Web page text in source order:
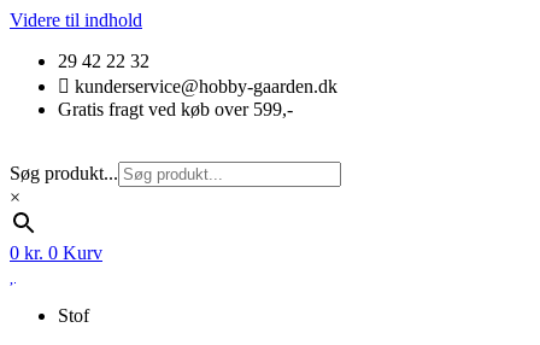
Videre til indhold
29 42 22 32
kunderservice@hobby-gaarden.dk
Gratis fragt ved køb over 599,-
Søg produkt...
×
0 kr. 0 Kurv
Stof